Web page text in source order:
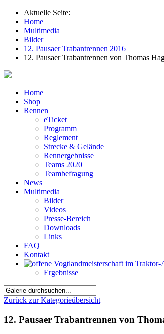
Aktuelle Seite:
Home
Multimedia
Bilder
12. Pausaer Trabantrennen 2016
12. Pausaer Trabantrennen von Thomas
Home
Shop
Rennen
eTicket
Programm
Reglement
Strecke & Gelände
Rennergebnisse
Teams 2020
Teambefragung
News
Multimedia
Bilder
Videos
Presse-Bereich
Downloads
Links
FAQ
Kontakt
Ergebnisse
Zurück zur Kategorieübersicht
12. Pausaer Trabantrennen von